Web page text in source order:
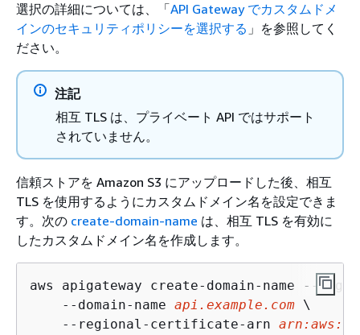
選択の詳細については、「API Gateway でカスタムドメ
インのセキュリティポリシーを選択する 」を参照してく
ださい。
注記
相互 TLS は、プライベート API ではサポート
されていません。
信頼ストアを Amazon S3 にアップロードした後、相互
TLS を使用するようにカスタムドメイン名を設定できま
す。次の create-domain-name は、相互 TLS を有効に
したカスタムドメイン名を作成します。
aws apigateway create-domain-name --
    --domain-name
api.example.com \
    --regional-certificate-arn